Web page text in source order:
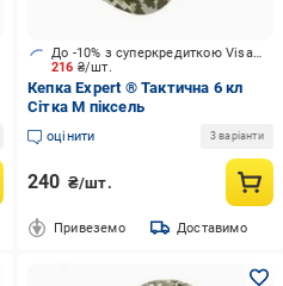
216 ₴/шт.
До -10% з суперкредиткою Visa Вигода
Кепка Expert ® Тактична 6 кл
Сітка М піксель
оцінити 3 варіанти
240 ₴/шт.
Привеземо Доставимо